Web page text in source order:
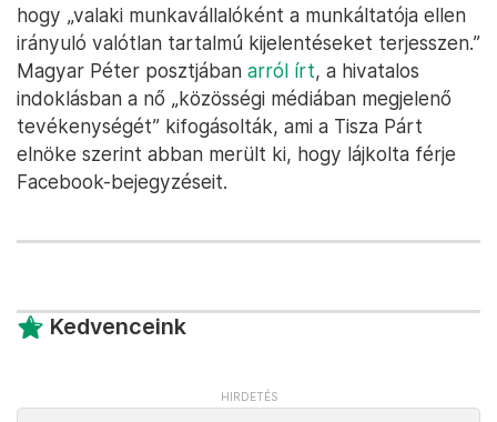
hogy „valaki munkavállalóként a munkáltatója ellen
irányuló valótlan tartalmú kijelentéseket terjesszen.”
Magyar Péter posztjában arról írt, a hivatalos
indoklásban a nő „közösségi médiában megjelenő
tevékenységét” kifogásolták, ami a Tisza Párt
elnöke szerint abban merült ki, hogy lájkolta férje
Facebook-bejegyzéseit.
Kedvenceink